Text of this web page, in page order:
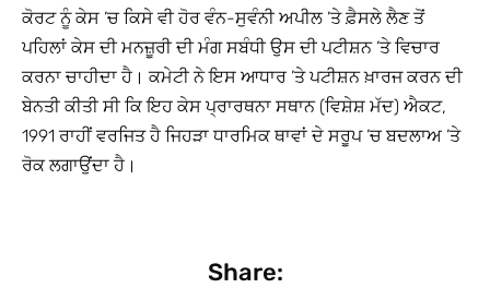
ਕੋਰਟ ਨੂੰ ਕੇਸ ’ਚ ਕਿਸੇ ਵੀ ਹੋਰ ਵੰਨ-ਸੁਵੰਨੀ ਅਪੀਲ ’ਤੇ ਫ਼ੈਸਲੇ ਲੈਣ ਤੋਂ
ਪਹਿਲਾਂ ਕੇਸ ਦੀ ਮਨਜ਼ੂਰੀ ਦੀ ਮੰਗ ਸਬੰਧੀ ਉਸ ਦੀ ਪਟੀਸ਼ਨ ’ਤੇ ਵਿਚਾਰ
ਕਰਨਾ ਚਾਹੀਦਾ ਹੈ। ਕਮੇਟੀ ਨੇ ਇਸ ਆਧਾਰ ’ਤੇ ਪਟੀਸ਼ਨ ਖ਼ਾਰਜ ਕਰਨ ਦੀ
ਬੇਨਤੀ ਕੀਤੀ ਸੀ ਕਿ ਇਹ ਕੇਸ ਪ੍ਰਾਰਥਨਾ ਸਥਾਨ (ਵਿਸ਼ੇਸ਼ ਮੱਦ) ਐਕਟ,
1991 ਰਾਹੀਂ ਵਰਜਿਤ ਹੈ ਜਿਹੜਾ ਧਾਰਮਿਕ ਥਾਵਾਂ ਦੇ ਸਰੂਪ ’ਚ ਬਦਲਾਅ ’ਤੇ
ਰੋਕ ਲਗਾਉਂਦਾ ਹੈ।
Share: